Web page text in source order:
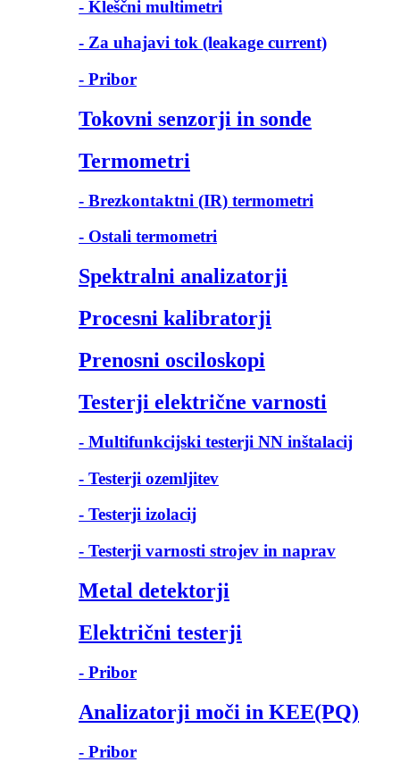
- Kleščni multimetri
- Za uhajavi tok (leakage current)
- Pribor
Tokovni senzorji in sonde
Termometri
- Brezkontaktni (IR) termometri
- Ostali termometri
Spektralni analizatorji
Procesni kalibratorji
Prenosni osciloskopi
Testerji električne varnosti
- Multifunkcijski testerji NN inštalacij
- Testerji ozemljitev
- Testerji izolacij
- Testerji varnosti strojev in naprav
Metal detektorji
Električni testerji
- Pribor
Analizatorji moči in KEE(PQ)
- Pribor